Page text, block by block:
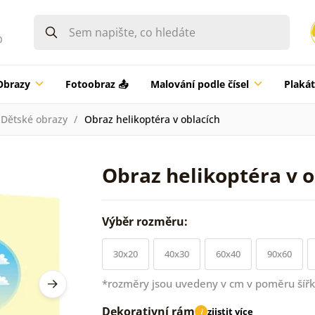
Fotoobraz 📤 Malování podle čísel
Dětské obrazy Obraz helikoptéra v oblacích
Obraz helikoptéra v
Výběr rozměru:
30x20 40x30 60x40 90x60
*rozměry jsou uvedeny v cm v poměru
Dekorativní rám i zjistit více